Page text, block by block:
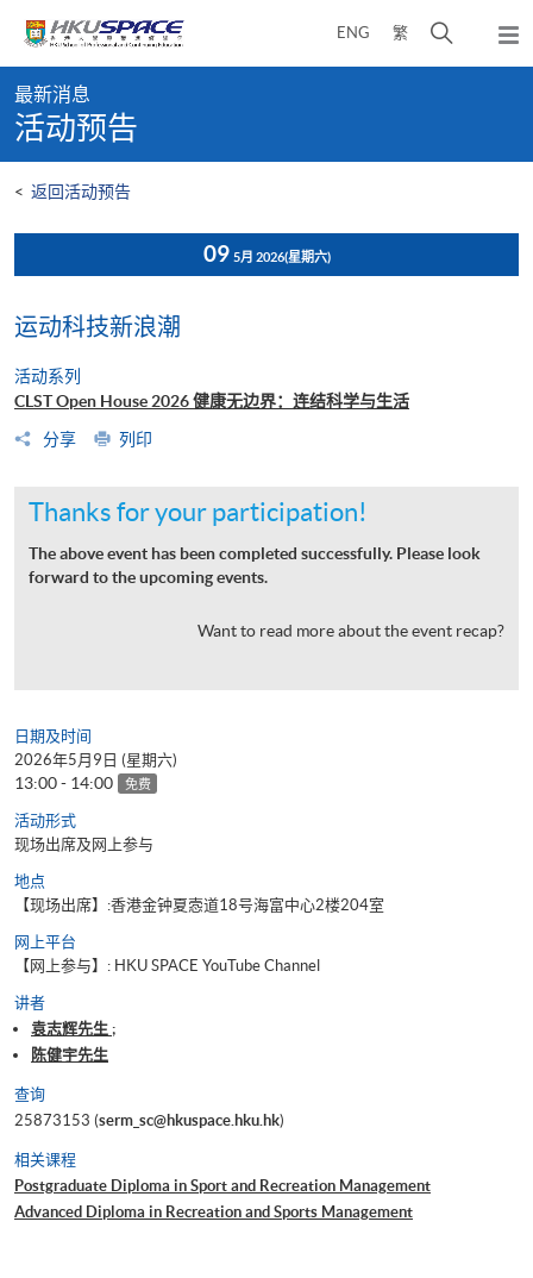
content
ENG 繁
开
弹
出
content
start
最新消息
活动预告
< 返回活动预告
09 5月 2026(星期六)
运动科技新浪潮
活动系列
CLST Open House 2026 健康无边界：连结科学与生活
分享
列印
Thanks for your participation!
The above event has been completed successfully. Please look
forward to the upcoming events.
Want to read more about the event recap?
日期及时间
2026年5月9日 (星期六)
13:00 - 14:00 免费
活动形式
现场出席及网上参与
地点
【现场出席】:香港金钟夏悫道18号海富中心2楼204室
网上平台
【网上参与】: HKU SPACE YouTube Channel
讲者
袁志辉先生 ;
陈健宇先生
查询
25873153 (serm_sc@hkuspace.hku.hk)
相关课程
Postgraduate Diploma in Sport and Recreation Management
Advanced Diploma in Recreation and Sports Management